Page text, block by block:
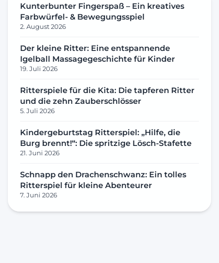
Kunterbunter Fingerspaß – Ein kreatives
Farbwürfel- & Bewegungsspiel
2. August 2026
Der kleine Ritter: Eine entspannende
Igelball Massagegeschichte für Kinder
19. Juli 2026
Ritterspiele für die Kita: Die tapferen Ritter
und die zehn Zauberschlösser
5. Juli 2026
Kindergeburtstag Ritterspiel: „Hilfe, die
Burg brennt!“: Die spritzige Lösch-Stafette
21. Juni 2026
Schnapp den Drachenschwanz: Ein tolles
Ritterspiel für kleine Abenteurer
7. Juni 2026